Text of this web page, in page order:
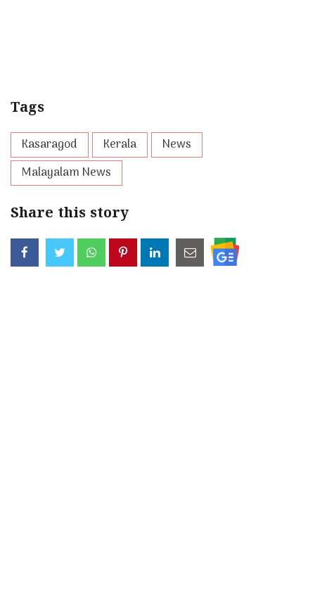
Tags
Kasaragod Kerala
News
Malayalam News
Share this story